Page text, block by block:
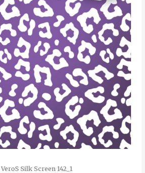
Silk Screen 142_1